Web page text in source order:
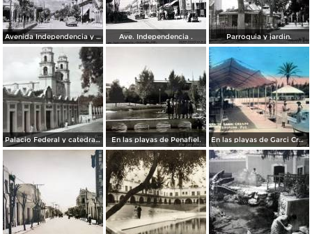
Avenida Independencia y Parque Juarez. ( Circulada el 23 de Enero de 1940 ). Ave. Independencia . Parroquia y jardin.
Palacio Federal y catedral ( Circulada el 23 de Marzo de 1938 ). En las playas de Penafiel. En las playas de Garci Crespo.